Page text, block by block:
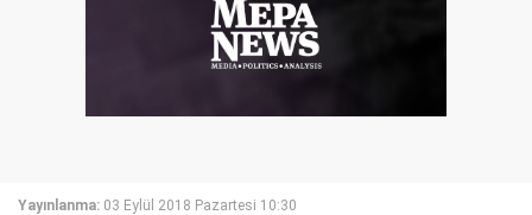
Yayınlanma: 03 Eylül 2018 Pazartesi 10:30